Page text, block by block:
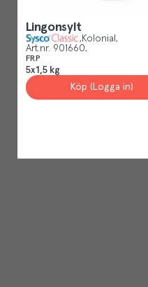
Lingonsylt
Kolonial
Art.nr. 901660
FRP
5x1,5 kg
Köp (Logga in)